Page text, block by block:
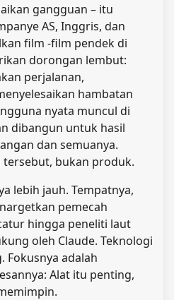
gangguan – itu
AS, Inggris, dan
film -film pendek di
dorongan lembut:
perjalanan,
hambatan
nyata muncul di
dibangun untuk hasil
dan semuanya.
bukan produk.
lebih jauh. Tempatnya,
pemecah
hingga peneliti laut
oleh Claude. Teknologi
Fokusnya adalah
Alat itu penting,